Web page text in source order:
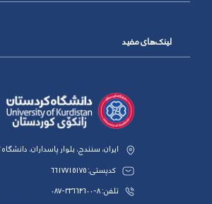
لینک‌های مفید
ایران، سنندج، بلوار پاسداران،
کدپستی: 6617715175
تلفن: 8-33664600-087